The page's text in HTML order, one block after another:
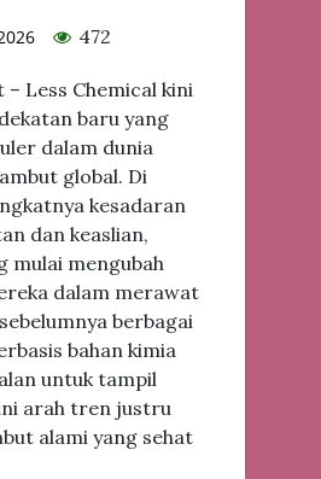
472
– Less Chemical kini
baru yang
dalam dunia
global. Di
kesadaran
dan keaslian,
mulai mengubah
dalam merawat
berbagai
bahan kimia
untuk tampil
arah tren justru
alami yang sehat